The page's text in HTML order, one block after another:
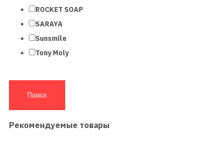
ROCKET SOAP
SARAYA
Sunsmile
Tony Moly
Рекомендуемые товары